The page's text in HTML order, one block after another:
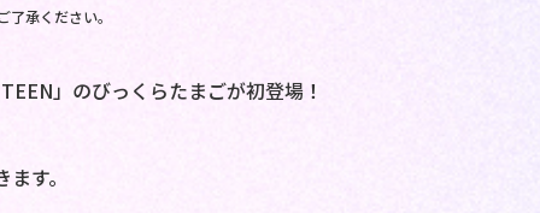
承ください。
」のびっくらたまごが初登場！
す。